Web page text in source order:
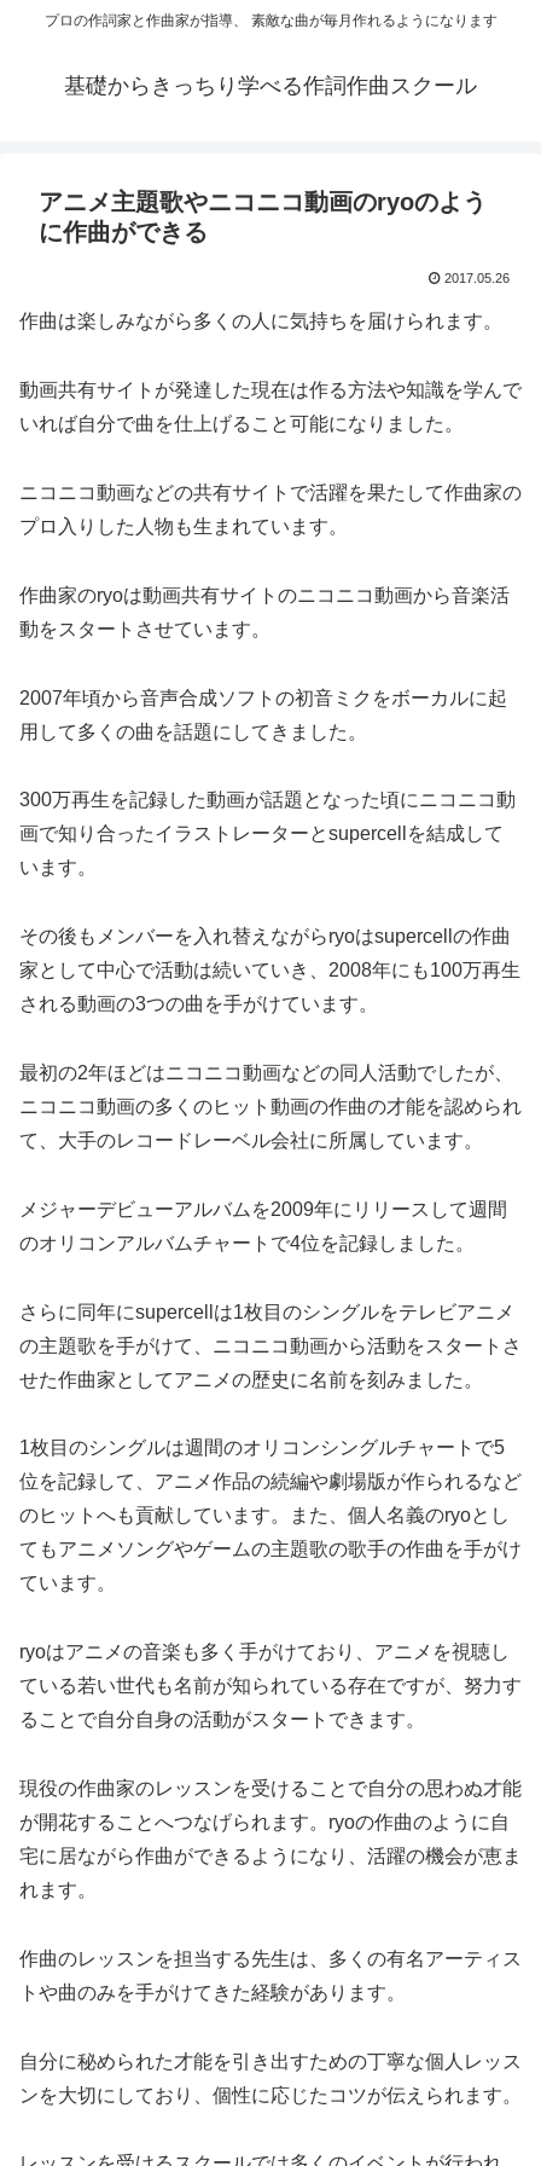
プロの作詞家と作曲家が指導、 素敵な曲が毎月作れるようになります
基礎からきっちり学べる作詞作曲スクール
アニメ主題歌やニコニコ動画のryoのよう
に作曲ができる
2017.05.26
作曲は楽しみながら多くの人に気持ちを届けられます。
動画共有サイトが発達した現在は作る方法や知識を学んで
いれば自分で曲を仕上げること可能になりました。
ニコニコ動画などの共有サイトで活躍を果たして作曲家の
プロ入りした人物も生まれています。
作曲家のryoは動画共有サイトのニコニコ動画から音楽活
動をスタートさせています。
2007年頃から音声合成ソフトの初音ミクをボーカルに起
用して多くの曲を話題にしてきました。
300万再生を記録した動画が話題となった頃にニコニコ動
画で知り合ったイラストレーターとsupercellを結成して
います。
その後もメンバーを入れ替えながらryoはsupercellの作曲
家として中心で活動は続いていき、2008年にも100万再生
される動画の3つの曲を手がけています。
最初の2年ほどはニコニコ動画などの同人活動でしたが、
ニコニコ動画の多くのヒット動画の作曲の才能を認められ
て、大手のレコードレーベル会社に所属しています。
メジャーデビューアルバムを2009年にリリースして週間
のオリコンアルバムチャートで4位を記録しました。
さらに同年にsupercellは1枚目のシングルをテレビアニメ
の主題歌を手がけて、ニコニコ動画から活動をスタートさ
せた作曲家としてアニメの歴史に名前を刻みました。
1枚目のシングルは週間のオリコンシングルチャートで5
位を記録して、アニメ作品の続編や劇場版が作られるなど
のヒットへも貢献しています。また、個人名義のryoとし
てもアニメソングやゲームの主題歌の歌手の作曲を手がけ
ています。
ryoはアニメの音楽も多く手がけており、アニメを視聴し
ている若い世代も名前が知られている存在ですが、努力す
ることで自分自身の活動がスタートできます。
現役の作曲家のレッスンを受けることで自分の思わぬ才能
が開花することへつなげられます。ryoの作曲のように自
宅に居ながら作曲ができるようになり、活躍の機会が恵ま
れます。
作曲のレッスンを担当する先生は、多くの有名アーティス
トや曲のみを手がけてきた経験があります。
自分に秘められた才能を引き出すための丁寧な個人レッス
ンを大切にしており、個性に応じたコツが伝えられます。